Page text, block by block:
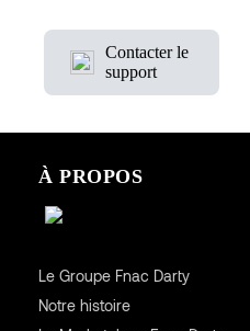
Contacter le
support
À PROPOS
Le Groupe Fnac Darty
Notre histoire